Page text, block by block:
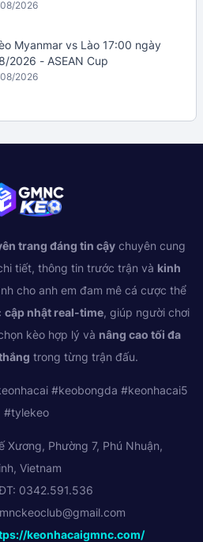
2026
Myanmar vs Lào 17:00 ngày
2026 - ASEAN Cup
2026
trang đáng tin cậy chuyên cung
tiết, thông tin trước trận và kinh
cho anh em đam mê cá cược thể
cập nhật real-time, giúp người chơi
kèo hợp lý và nâng cao tối đa
trong từng trận đấu.
#keobongda #keonhacai5
#tylekeo
Xương, Phường 7, Phú Nhuận,
Vietnam
0342.591.536
keonhacaigmnc.com/